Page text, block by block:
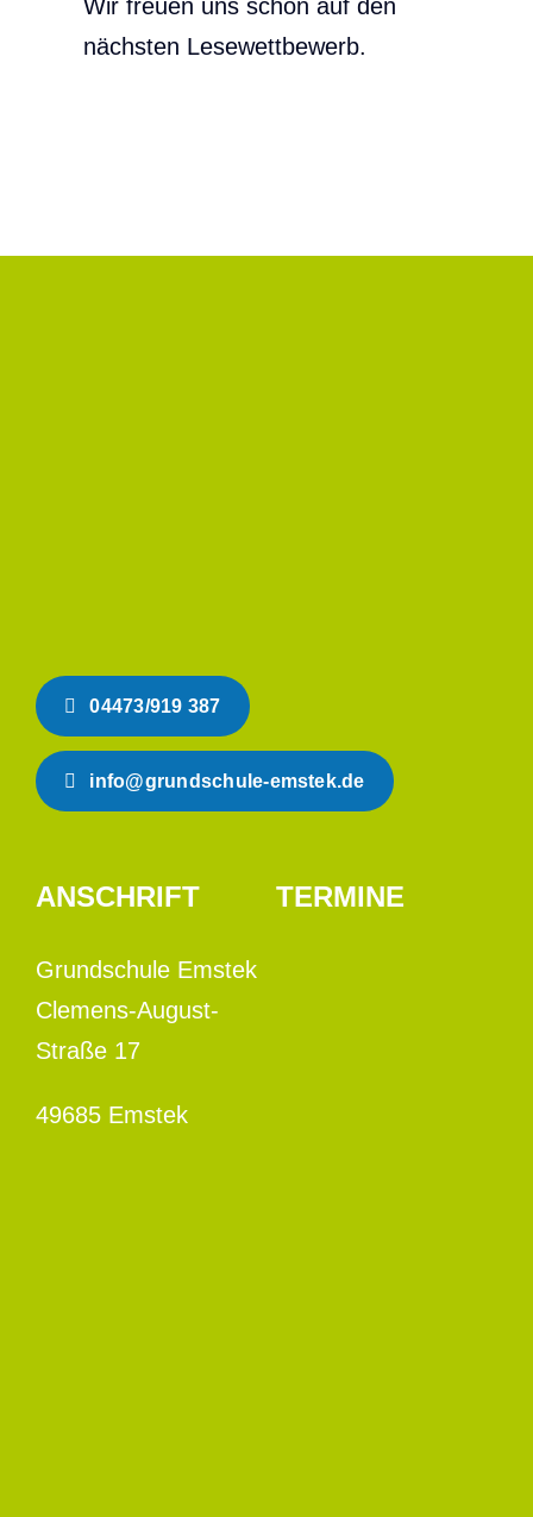
Wir freuen uns schon auf den
nächsten Lesewettbewerb.
04473/919 387
info@grundschule-emstek.de
ANSCHRIFT
Grundschule Emstek
Clemens-August-
Straße 17
49685 Emstek
TERMINE